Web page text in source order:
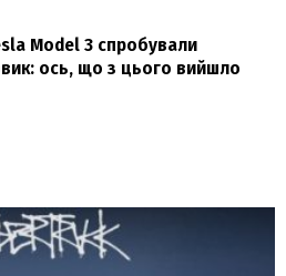
Model 3 спробували
ось, що з цього вийшло